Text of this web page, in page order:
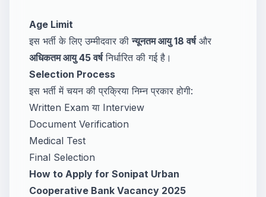
Age Limit
इस भर्ती के लिए उम्मीदवार कीन्यूनतम आयु 18 वर्षऔर
अधिकतम आयु 45 वर्षनिर्धारित की गई है।
Selection Process
इस भर्ती में चयन की प्रक्रिया निम्न प्रकार होगी:
Written Exam या Interview
Document Verification
Medical Test
Final Selection
How to Apply for Sonipat Urban
Cooperative Bank Vacancy 2025